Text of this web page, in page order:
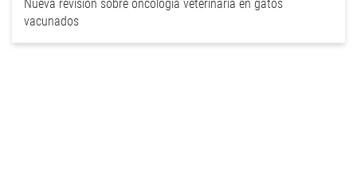
Nueva revisión sobre oncología veterinaria en gatos
vacunados